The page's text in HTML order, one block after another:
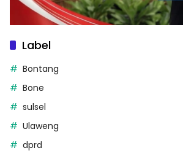
Label
Bontang
Bone
sulsel
Ulaweng
dprd